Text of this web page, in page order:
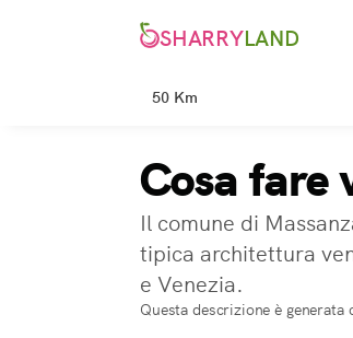
SHARRYLAND
50 Km
Cosa fare
Il comune di
tipica architettura
e Venezia.
Questa descrizione è generata